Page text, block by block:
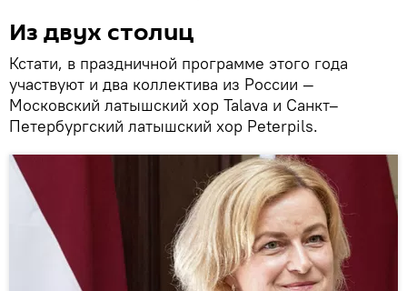
Из двух столиц
Кстати, в праздничной программе этого года
участвуют и два коллектива из России —
Московский латышский хор Talava и Санкт–
Петербургский латышский хор Peterpils.